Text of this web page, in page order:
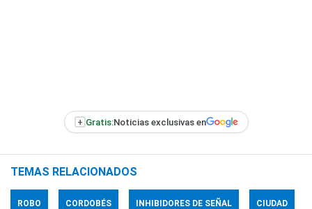
+ Gratis:Noticias exclusivas en
TEMAS RELACIONADOS
ROBO CORDOBÉS INHIBIDORES DE SEÑAL CIUDAD